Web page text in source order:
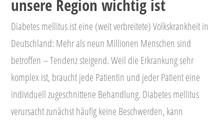
unsere Region wichtig ist
Diabetes mellitus ist eine (weit verbreitete) Volkskrankheit in
Deutschland: Mehr als neun Millionen Menschen sind
betroffen – Tendenz steigend. Weil die Erkrankung sehr
komplex ist, braucht jede Patientin und jeder Patient eine
individuell zugeschnittene Behandlung. Diabetes mellitus
verursacht zunächst häufig keine Beschwerden, kann